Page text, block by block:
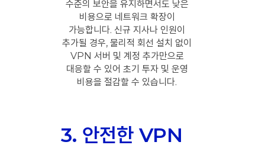
수준의 보안을 유지하면서도 낮은
비용으로 네트워크 확장이
가능합니다. 신규 지사나 인원이
추가될 경우, 물리적 회선 설치 없이
VPN 서버 및 계정 추가만으로
대응할 수 있어 초기 투자 및 운영
비용을 절감할 수 있습니다.
3. 안전한 VPN